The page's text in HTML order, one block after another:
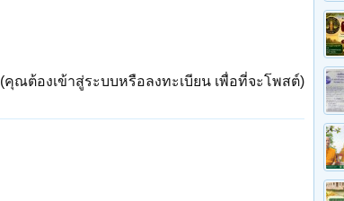
(คุณต้องเข้าสู่ระบบหรือลงทะเบียน เพื่อที่จะโพสต์)